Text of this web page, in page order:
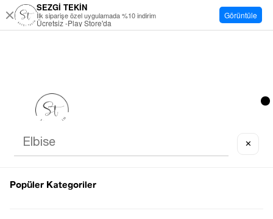
SEZGİ TEKİN
İlk siparişe özel uygulamada %10 indirim
Ücretsiz -Play Store'da
Görüntüle
✕
Popüler Kategoriler